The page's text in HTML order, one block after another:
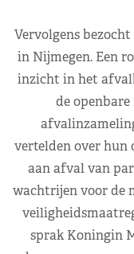
Vervolgens
in Nijmegen. Een
inzicht in het
de
vertelden over hun
aan afval van
wachtrijen voor de
sprak Koningin